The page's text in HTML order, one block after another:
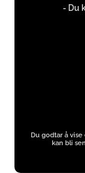
instagram.com
- Du
Du godtar å
kan bli